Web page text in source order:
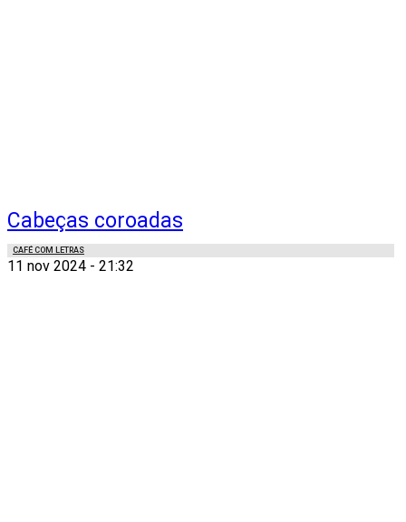
Cabeças coroadas
CAFÉ COM LETRAS
11 nov 2024 - 21:32